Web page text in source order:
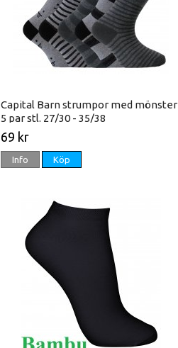
Capital Barn strumpor med mönster
5 par stl. 27/30 - 35/38
69 kr
Info Köp